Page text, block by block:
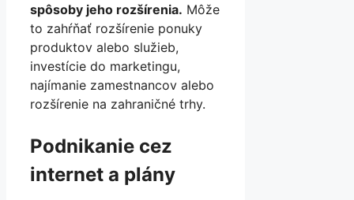
spôsoby jeho rozšírenia. Môže
to zahŕňať rozšírenie ponuky
produktov alebo služieb,
investície do marketingu,
najímanie zamestnancov alebo
rozšírenie na zahraničné trhy.
Podnikanie cez
internet a plány